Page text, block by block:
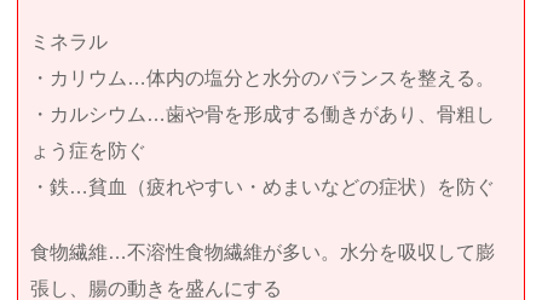
ミネラル
・カリウム…体内の塩分と水分のバランスを整える。
・カルシウム…歯や骨を形成する働きがあり、骨粗し
ょう症を防ぐ
・鉄…貧血（疲れやすい・めまいなどの症状）を防ぐ
食物繊維…不溶性食物繊維が多い。水分を吸収して膨
張し、腸の動きを盛んにする